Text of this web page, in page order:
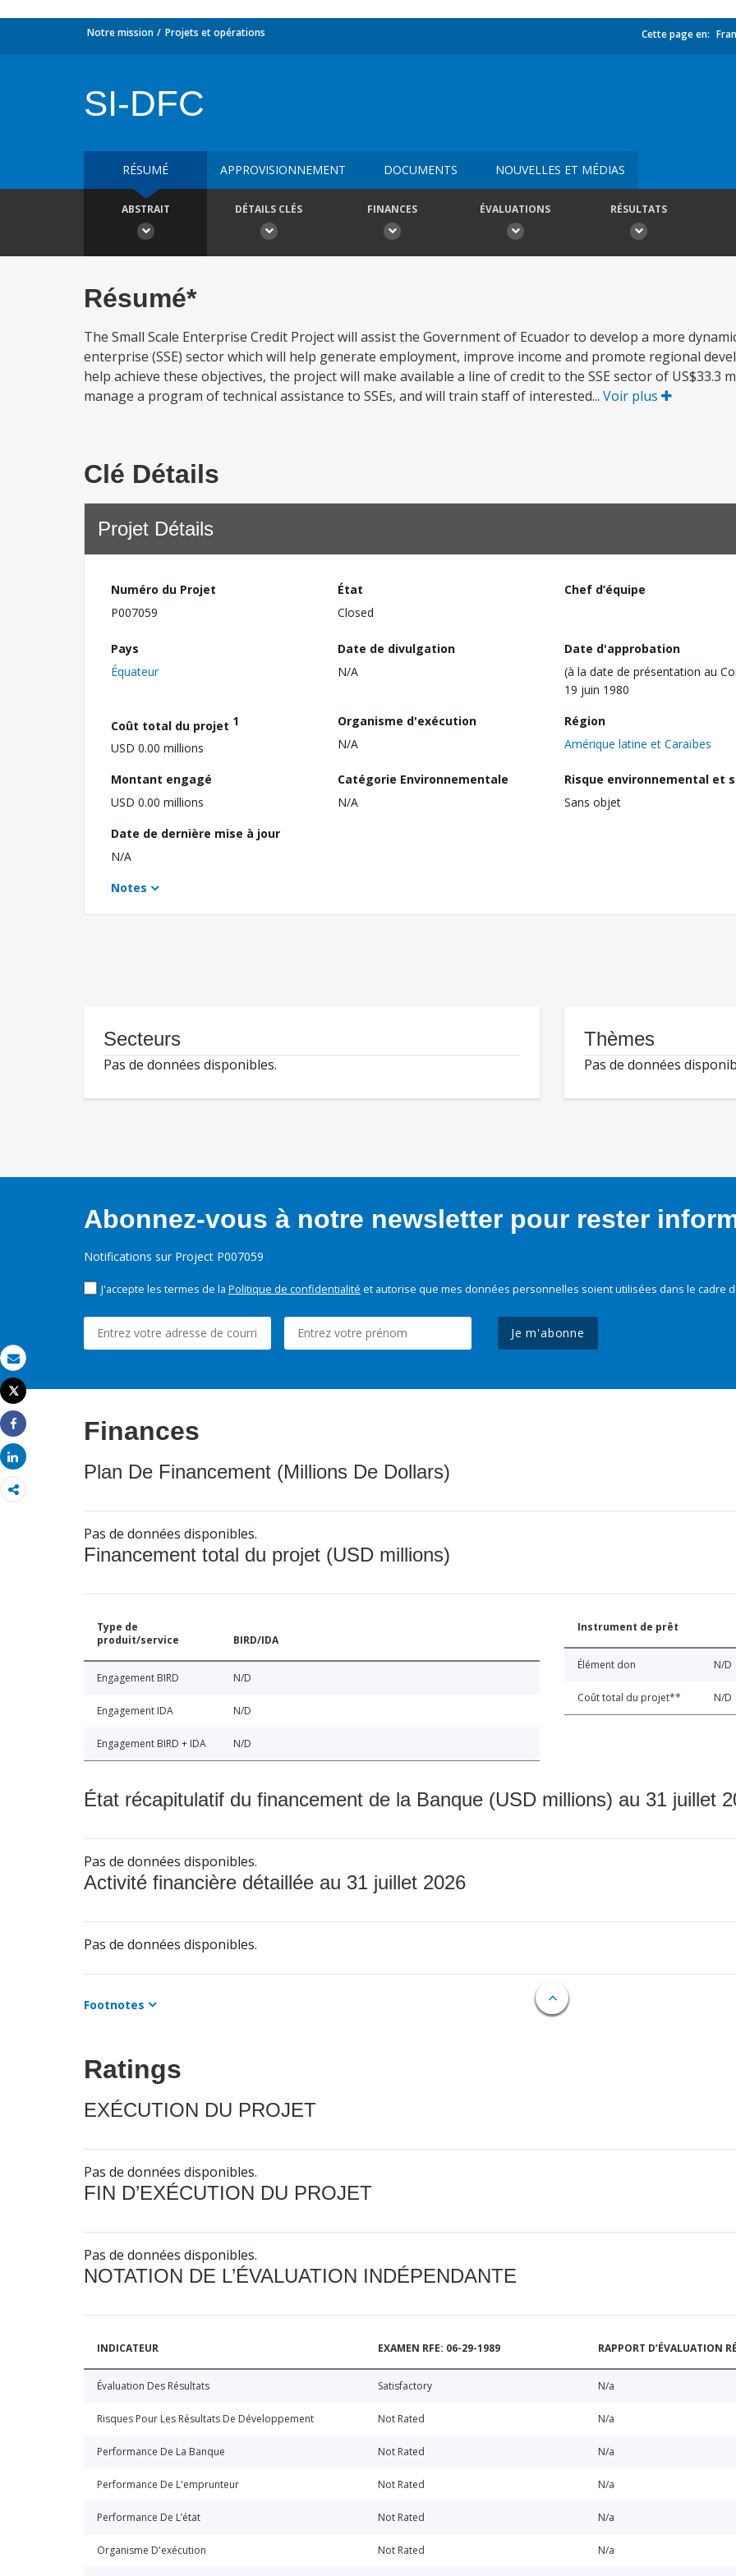
Email
Imprimer
Tweet
Share
Share
Notre mission Projets et opérations Cette page en:
SI-DFC
RÉSUMÉ APPROVISIONNEMENT DOCUMENTS NOUVELLES ET MÉDIAS
ABSTRAIT DÉTAILS CLÉS FINANCES ÉVALUATIONS RÉSULTATS
Résumé*
The Small Scale Enterprise Credit Project will assist the Government of Ecuador to develop a more
enterprise (SSE) sector which will help generate employment, improve income and promote regional
help achieve these objectives, the project will make available a line of credit to the SSE sector of US$33.3
manage a program of technical assistance to SSEs, and will train staff of interested... Voir plus
Clé Détails
Projet Détails
Numéro du Projet
P007059
État
Closed
Chef d’équipe
Pays
Équateur
Date de divulgation
N/A
Date d'approbation
(à la date de présentation au
19 juin 1980
Coût total du projet 1
USD 0.00 millions
Organisme d'exécution
N/A
Région
Amérique latine et Caraïbes
Montant engagé
USD 0.00 millions
Catégorie Environnementale
N/A
Risque environnemental et
Sans objet
Date de dernière mise à jour
N/A
Notes
Secteurs
Pas de données disponibles.
Thèmes
Pas de données
Abonnez-vous à notre newsletter pour rester
Notifications sur Project P007059
J'accepte les termes de la Politique de confidentialité et autorise que mes données personnelles soient utilisées dans le cadre
Je m'abonne
Finances
Plan De Financement (Millions De Dollars)
Pas de données disponibles.
Financement total du projet (USD millions)
Type de
produit/service
BIRD/IDA
Engagement BIRD N/D
Engagement IDA N/D
Engagement BIRD + IDA N/D
Instrument de prêt
Élément don N/D
Coût total du projet** N/D
État récapitulatif du financement de la Banque (USD millions) au 31 juillet
Pas de données disponibles.
Activité financière détaillée au 31 juillet 2026
Pas de données disponibles.
Footnotes
Ratings
EXÉCUTION DU PROJET
Pas de données disponibles.
FIN D’EXÉCUTION DU PROJET
Pas de données disponibles.
NOTATION DE L’ÉVALUATION INDÉPENDANTE
INDICATEUR EXAMEN RFE: 06-29-1989 RAPPORT D’ÉVALUATION
Évaluation Des Résultats Satisfactory N/a
Risques Pour Les Résultats De Développement Not Rated N/a
Performance De La Banque Not Rated N/a
Performance De L'emprunteur Not Rated N/a
Performance De L’état Not Rated N/a
Organisme D'exécution Not Rated N/a